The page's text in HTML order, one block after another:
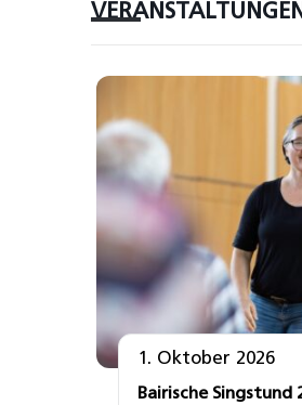
1. Oktober 2026
Bairische Singstund